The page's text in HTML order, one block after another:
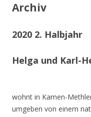
Archiv
2020 2. Halbjahr
Helga und Karl-
wohnt in Kamen-
umgeben von einem